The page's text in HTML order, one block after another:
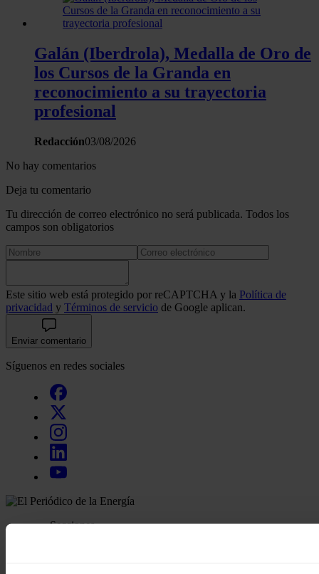
Galán (Iberdrola), Medalla de Oro de
los Cursos de la Granda en
reconocimiento a su trayectoria
profesional
Redacción03/08/2026
No hay comentarios
Deja tu comentario
Tu dirección de correo electrónico no será publicada. Todos los
campos son obligatorios
Este sitio web está protegido por reCAPTCHA y la Política de
privacidad y Términos de servicio de Google aplican.
Enviar comentario
Síguenos en redes sociales
Secciones